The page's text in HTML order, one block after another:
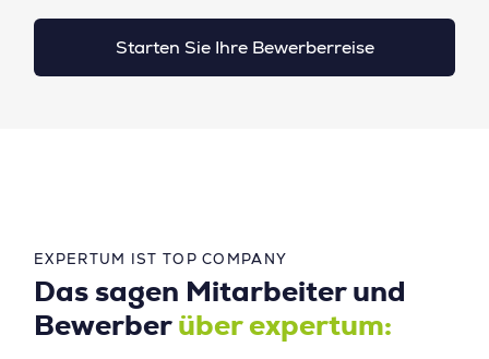
Starten Sie Ihre Bewerberreise
EXPERTUM IST TOP COMPANY
Das sagen Mitarbeiter und
Bewerber über expertum: